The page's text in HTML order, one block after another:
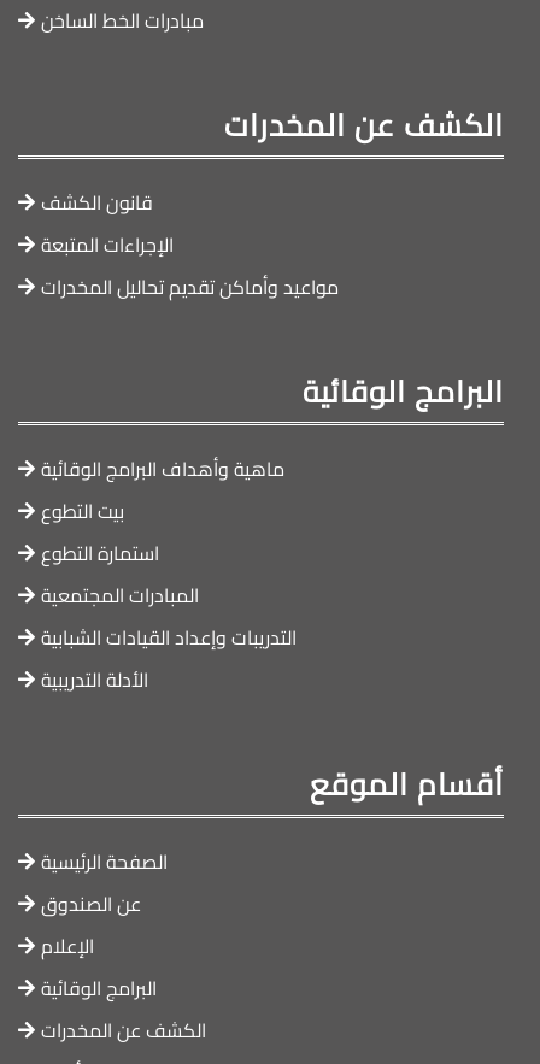
مبادرات الخط الساخن
الكشف عن المخدرات
قانون الكشف
الإجراءات المتبعة
مواعيد وأماكن تقديم تحاليل المخدرات
البرامج الوقائية
ماهية وأهداف البرامج الوقائية
بيت التطوع
استمارة التطوع
المبادرات المجتمعية
التدريبات وإعداد القيادات الشبابية
الأدلة التدريبية
أقسام الموقع
الصفحة الرئيسية
عن الصندوق
الإعلام
البرامج الوقائية
الكشف عن المخدرات